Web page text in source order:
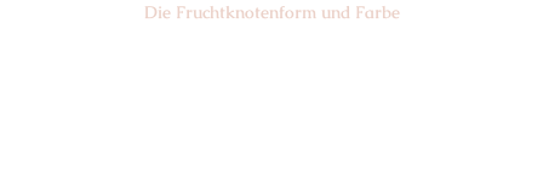
Die Frucht­knotenform und Farbe